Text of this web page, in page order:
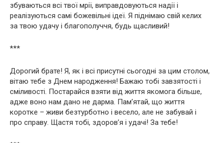
збуваються всі твої мрії, виправдовуються надії і
реалізуються самі божевільні ідеї. Я піднімаю свій келих
за твою удачу і благополуччя, будь щасливий!
***
Дорогий брате! Я, як і всі присутні сьогодні за цим столом,
вітаю тебе з Днем народження! Бажаю тобі завзятості і
сміливості. Постарайся взяти від життя якомога більше,
адже воно нам дано не дарма. Пам’ятай, що життя
коротке – живи безтурботно і весело, але не забувай і
про справу. Щастя тобі, здоров’я і удачі! За тебе!